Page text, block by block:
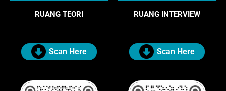
RUANG TEORI
Scan Here
RUANG INTERVIEW
Scan Here